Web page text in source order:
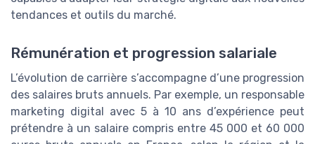
tendances et outils du marché.
Rémunération et progression salariale
L’évolution de carrière s’accompagne d’une progression
des salaires bruts annuels. Par exemple, un responsable
marketing digital avec 5 à 10 ans d’expérience peut
prétendre à un salaire compris entre 45 000 et 60 000